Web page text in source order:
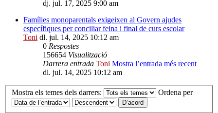
dj. jul. 17, 2025 9:00 am
Famílies monoparentals exigeixen al Govern ajudes
específiques per conciliar feina i final de curs escolar
Toni dl. jul. 14, 2025 10:12 am
0 Respostes
156654 Visualització
Darrera entrada Toni Mostra l’entrada més recent
dl. jul. 14, 2025 10:12 am
Mostra els temes dels darrers: Ordena per